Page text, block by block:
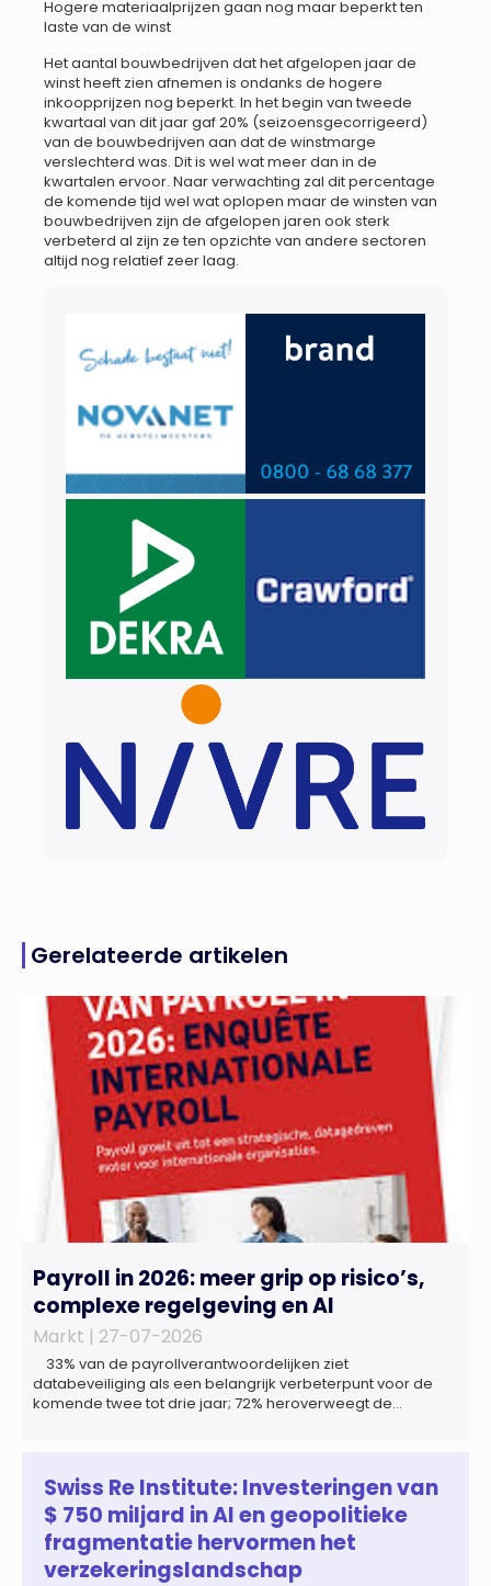
Hogere materiaalprijzen gaan nog maar beperkt ten
laste van de winst
Het aantal bouwbedrijven dat het afgelopen jaar de
winst heeft zien afnemen is ondanks de hogere
inkoopprijzen nog beperkt. In het begin van tweede
kwartaal van dit jaar gaf 20% (seizoensgecorrigeerd)
van de bouwbedrijven aan dat de winstmarge
verslechterd was. Dit is wel wat meer dan in de
kwartalen ervoor. Naar verwachting zal dit percentage
de komende tijd wel wat oplopen maar de winsten van
bouwbedrijven zijn de afgelopen jaren ook sterk
verbeterd al zijn ze ten opzichte van andere sectoren
altijd nog relatief zeer laag.
Gerelateerde artikelen
Payroll in 2026: meer grip op risico’s,
complexe regelgeving en AI
Markt | 27-07-2026
33% van de payrollverantwoordelijken ziet
databeveiliging als een belangrijk verbeterpunt voor de
komende twee tot drie jaar; 72% heroverweegt de
zich steeds vaker tot een zelfstandige bedrijfsfunctie: bij
43% van […]
Swiss Re Institute: Investeringen van
$ 750 miljard in AI en geopolitieke
fragmentatie hervormen het
verzekeringslandschap